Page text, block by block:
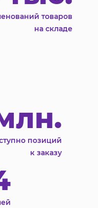
товаров
на складе
позиций
к заказу